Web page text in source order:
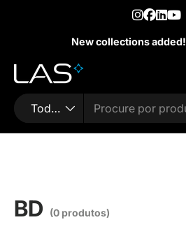
New collections added!
Busca
Tipo do produto
Todos
BD (0 produtos)